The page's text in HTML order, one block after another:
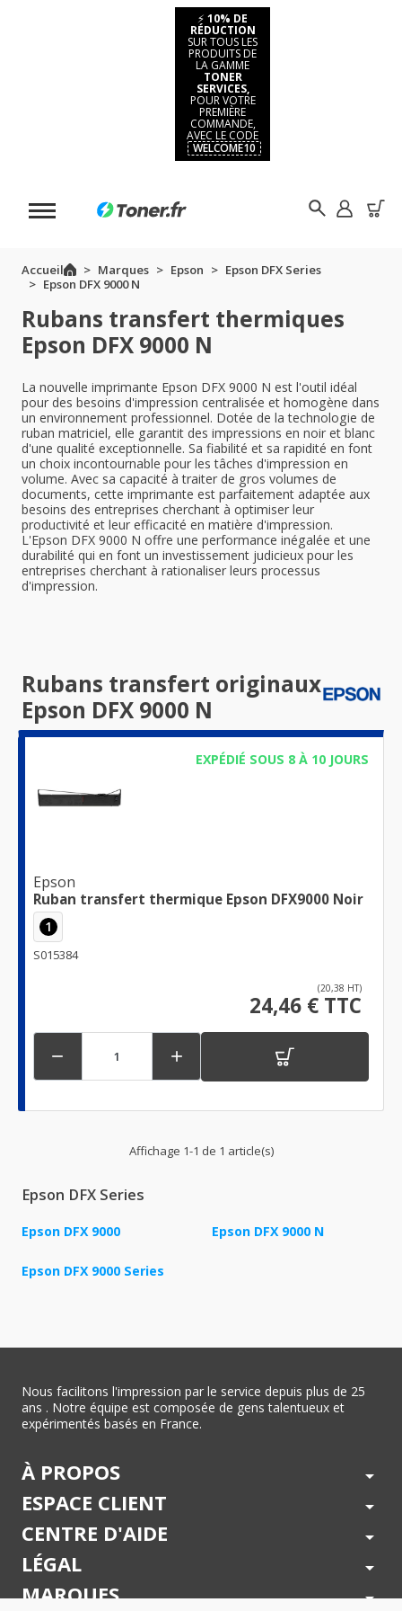
⚡ 10% DE
RÉDUCTION
SUR TOUS LES
PRODUITS DE
LA GAMME
TONER
SERVICES,
POUR VOTRE
PREMIÈRE
COMMANDE,
AVEC LE CODE
WELCOME10
Accueil Marques Epson
Epson DFX Series
Epson DFX 9000 N
Rubans transfert thermiques
Epson DFX 9000 N
La nouvelle imprimante Epson DFX 9000 N est l'outil idéal
pour des besoins d'impression centralisée et homogène dans
un environnement professionnel. Dotée de la technologie de
ruban matriciel, elle garantit des impressions en noir et blanc
d'une qualité exceptionnelle. Sa fiabilité et sa rapidité en font
un choix incontournable pour les tâches d'impression en
volume. Avec sa capacité à traiter de gros volumes de
documents, cette imprimante est parfaitement adaptée aux
besoins des entreprises cherchant à optimiser leur
productivité et leur efficacité en matière d'impression.
L'Epson DFX 9000 N offre une performance inégalée et une
durabilité qui en font un investissement judicieux pour les
entreprises cherchant à rationaliser leurs processus
d'impression.
Rubans transfert originaux
Epson DFX 9000 N
EXPÉDIÉ SOUS 8 À 10 JOURS
Epson
Ruban transfert thermique Epson DFX9000 Noir
1
S015384
(20,38 HT)
24,46 € TTC
 
Affichage 1-1 de 1 article(s)
Epson DFX Series
Epson DFX 9000 Epson DFX 9000 N
Epson DFX 9000 Series
Nous facilitons l'impression par le service depuis plus de 25
ans . Notre équipe est composée de gens talentueux et
expérimentés basés en France.
À PROPOS arrow_drop_down
ESPACE CLIENT arrow_drop_down
CENTRE D'AIDE arrow_drop_down
LÉGAL arrow_drop_down
MARQUES arrow_drop_down